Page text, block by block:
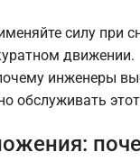
силу при
движении.
инженеры
обслуживать